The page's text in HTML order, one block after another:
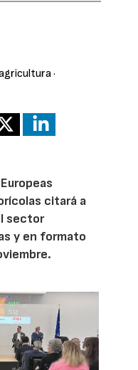
·
citará a
sector
y en formato